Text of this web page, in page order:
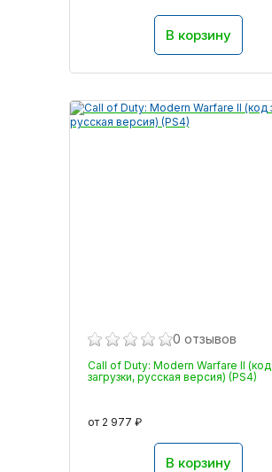
В корзину
0 отзывов
Call of Duty: Modern Warfare II (код
загрузки, русская версия) (PS4)
от 2 977 ₽
В корзину